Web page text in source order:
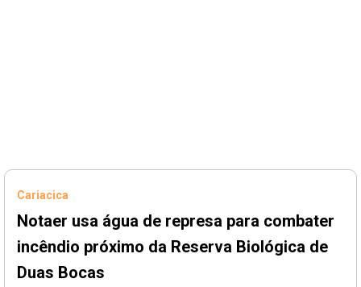
Cariacica
Notaer usa água de represa para combater
incêndio próximo da Reserva Biológica de
Duas Bocas